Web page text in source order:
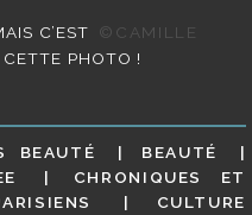
C’EST
©CAMILLE
PHOTO !
BEAUTÉ
BEAUTÉ
CHRONIQUES ET
CULTURE